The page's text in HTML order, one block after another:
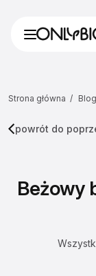
Strona główna Blog
powrót do
Beżowy